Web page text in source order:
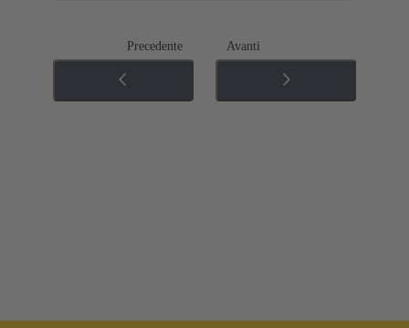
Precedente Avanti